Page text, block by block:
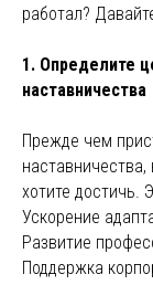
работал?
1. Определите
наставничества
Прежде чем
хотите достичь.
Ускорение
Развитие
Поддержка